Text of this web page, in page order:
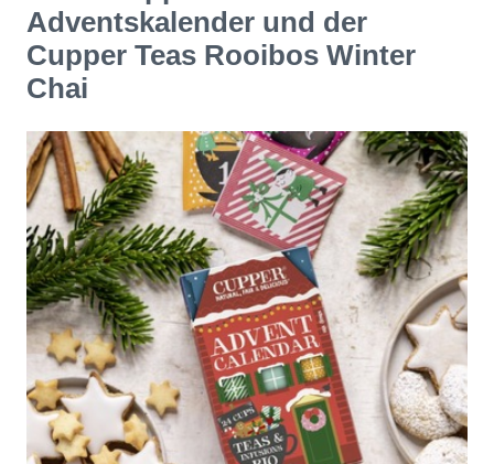
Adventskalender und der
Cupper Teas Rooibos Winter
Chai